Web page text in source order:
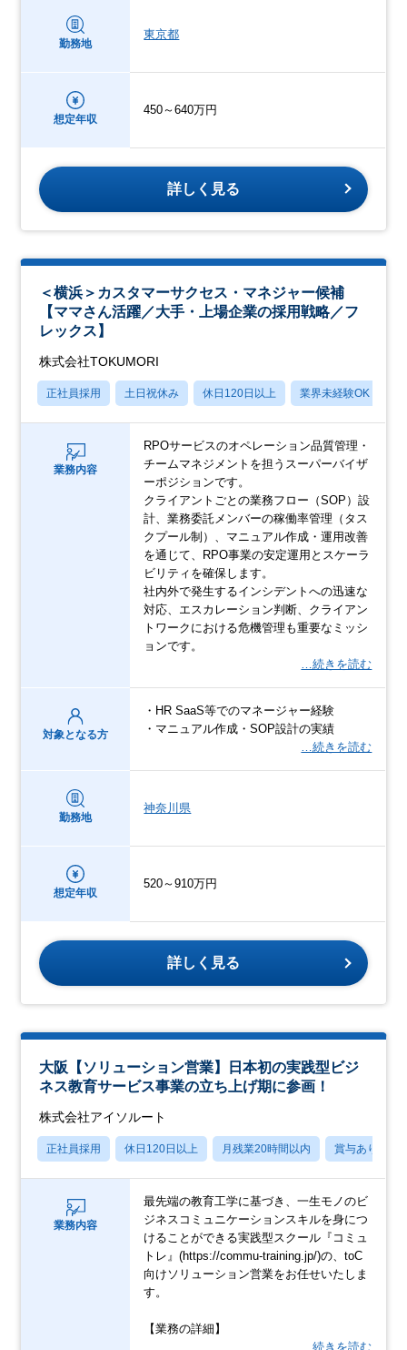
勤務地
東京都
想定年収
450～640万円
詳しく見る
＜横浜＞カスタマーサクセス・マネジャー候補
【ママさん活躍／大手・上場企業の採用戦略／フ
レックス】
株式会社TOKUMORI
正社員採用 土日祝休み 休日120日以上 業界未経験OK
業務内容
RPOサービスのオペレーション品質管理・
チームマネジメントを担うスーパーバイザ
ーポジションです。
クライアントごとの業務フロー（SOP）設
計、業務委託メンバーの稼働率管理（タス
クプール制）、マニュアル作成・運用改善
を通じて、RPO事業の安定運用とスケーラ
ビリティを確保します。
社内外で発生するインシデントへの迅速な
対応、エスカレーション判断、クライアン
トワークにおける危機管理も重要なミッシ
ョンです。
…続きを読む
対象となる方
・HR SaaS等でのマネージャー経験
・マニュアル作成・SOP設計の実績
…続きを読む
勤務地
神奈川県
想定年収
520～910万円
詳しく見る
大阪【ソリューション営業】日本初の実践型ビジ
ネス教育サービス事業の立ち上げ期に参画！
株式会社アイソルート
正社員採用 休日120日以上 月残業20時間以内 賞与あり
業務内容
最先端の教育工学に基づき、一生モノのビ
ジネスコミュニケーションスキルを身につ
けることができる実践型スクール『コミュ
トレ』(https://commu-training.jp/)の、toC
向けソリューション営業をお任せいたしま
す。
【業務の詳細】
…続きを読む